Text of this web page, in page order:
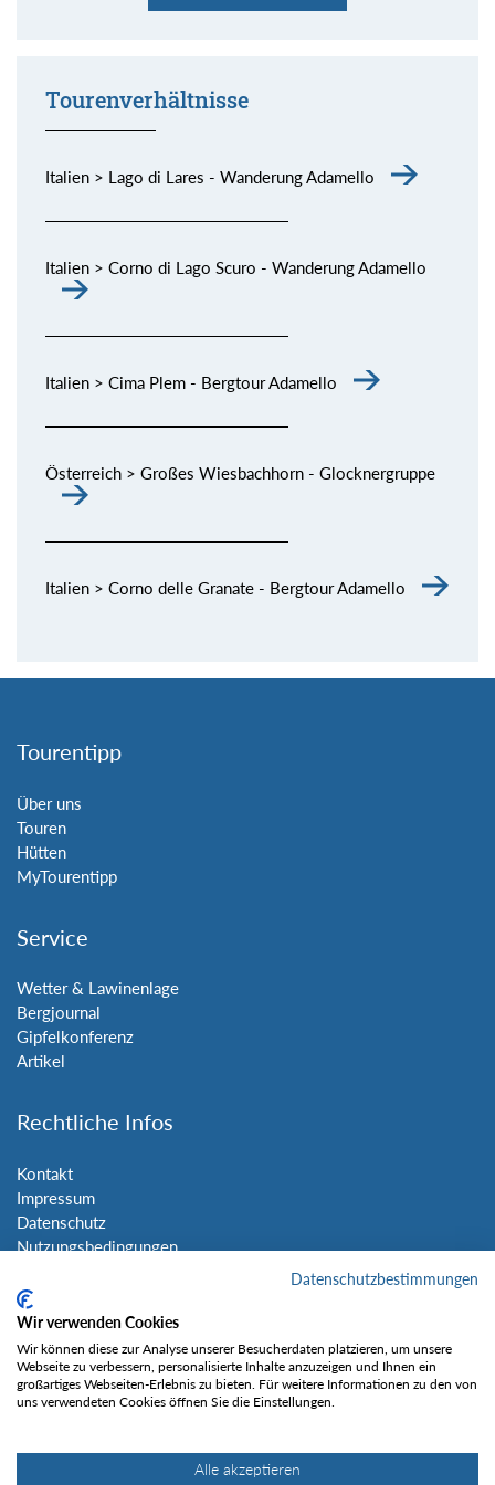
er habe ganz besonderes Wasser. Stimmt!
allen Schattierungen.
spektakuläre Dolomiten-Kette.
die Piste, aber Sonne und Fernsicht waren großartig.
bisschen Skitouren gehen und dazu noch derart schöne
Tourenverhältnisse
Italien > Lago di Lares - Wanderung Adamello
Italien > Corno di Lago Scuro - Wanderung Adamello
Italien > Cima Plem - Bergtour Adamello
Österreich > Großes Wiesbachhorn - Glocknergruppe
Italien > Corno delle Granate - Bergtour Adamello
Tourentipp
Über uns
Touren
Hütten
MyTourentipp
Service
Wetter & Lawinenlage
Bergjournal
Gipfelkonferenz
Artikel
Rechtliche Infos
Kontakt
Impressum
Datenschutz
Nutzungsbedingungen
Social Media
Gefällt mir
Datenschutzbestimmungen
Wir verwenden Cookies
Wir können diese zur Analyse unserer Besucherdaten platzieren, um unsere
Webseite zu verbessern, personalisierte Inhalte anzuzeigen und Ihnen ein
großartiges Webseiten-Erlebnis zu bieten. Für weitere Informationen zu den von
uns verwendeten Cookies öffnen Sie die Einstellungen.
Alle akzeptieren